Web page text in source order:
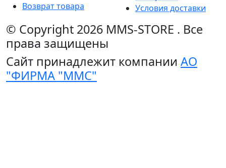
Возврат товара
Условия доставки
© Copyright 2026 MMS-STORE . Все
права защищены
Сайт принадлежит компании АО
"ФИРМА "ММС"